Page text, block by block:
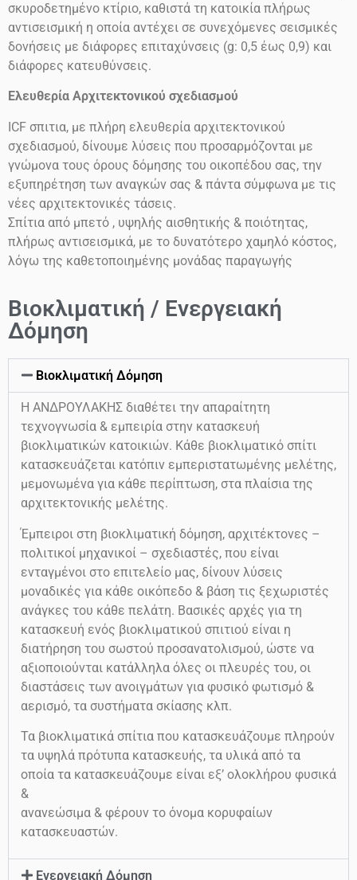
σκυροδετημένο κτίριο, καθιστά τη κατοικία πλήρως
αντισεισμική η οποία αντέχει σε συνεχόμενες σεισμικές
δονήσεις με διάφορες επιταχύνσεις (g: 0,5 έως 0,9) και
διάφορες κατευθύνσεις.
Ελευθερία Αρχιτεκτονικού σχεδιασμού
ICF σπιτια, με πλήρη ελευθερία αρχιτεκτονικού
σχεδιασμού, δίνουμε λύσεις που προσαρμόζονται με
γνώμονα τους όρους δόμησης του οικοπέδου σας, την
εξυπηρέτηση των αναγκών σας & πάντα σύμφωνα με τις
νέες αρχιτεκτονικές τάσεις.
Σπίτια από μπετό , υψηλής αισθητικής & ποιότητας,
πλήρως αντισεισμικά, με το δυνατότερο χαμηλό κόστος,
λόγω της καθετοποιημένης μονάδας παραγωγής
Βιοκλιματική / Ενεργειακή
Δόμηση
Βιοκλιματική Δόμηση
Η ΑΝΔΡΟΥΛΑΚΗΣ διαθέτει την απαραίτητη
τεχνογνωσία & εμπειρία στην κατασκευή
βιοκλιματικών κατοικιών. Κάθε βιοκλιματικό σπίτι
κατασκευάζεται κατόπιν εμπεριστατωμένης μελέτης,
μεμονωμένα για κάθε περίπτωση, στα πλαίσια της
αρχιτεκτονικής μελέτης.
Έμπειροι στη βιοκλιματική δόμηση, αρχιτέκτονες –
πολιτικοί μηχανικοί – σχεδιαστές, που είναι
ενταγμένοι στο επιτελείο μας, δίνουν λύσεις
μοναδικές για κάθε οικόπεδο & βάση τις ξεχωριστές
ανάγκες του κάθε πελάτη. Βασικές αρχές για τη
κατασκευή ενός βιοκλιματικού σπιτιού είναι η
διατήρηση του σωστού προσανατολισμού, ώστε να
αξιοποιούνται κατάλληλα όλες οι πλευρές του, οι
διαστάσεις των ανοιγμάτων για φυσικό φωτισμό &
αερισμό, τα συστήματα σκίασης κλπ.
Τα βιοκλιματικά σπίτια που κατασκευάζουμε πληρούν
τα υψηλά πρότυπα κατασκευής, τα υλικά από τα
οποία τα κατασκευάζουμε είναι εξ’ ολοκλήρου φυσικά
&
ανανεώσιμα & φέρουν το όνομα κορυφαίων
κατασκευαστών.
Ενεργειακή Δόμηση